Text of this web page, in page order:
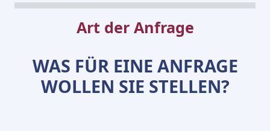
Art der Anfrage
WAS FÜR EINE ANFRAGE
WOLLEN SIE STELLEN?